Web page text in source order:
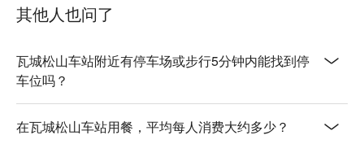
其他人也问了
瓦城松山车站附近有停车场或步行5分钟内能找到停
车位吗？
在瓦城松山车站用餐，平均每人消费大约多少？